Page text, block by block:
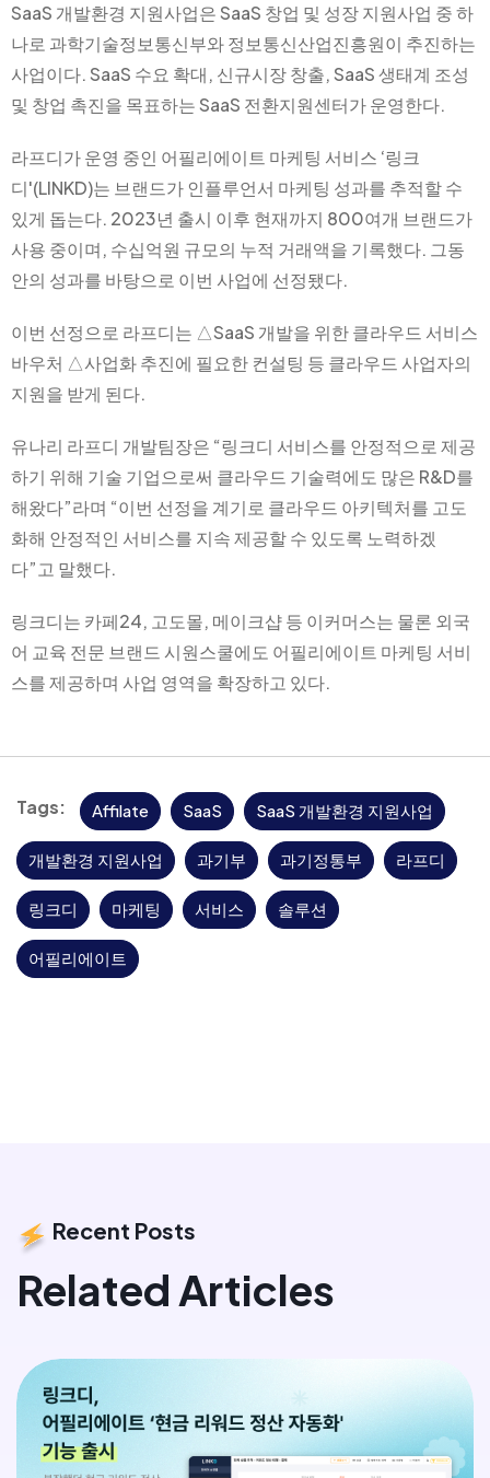
SaaS 개발환경 지원사업은 SaaS 창업 및 성장 지원사업 중 하
나로 과학기술정보통신부와 정보통신산업진흥원이 추진하는
사업이다. SaaS 수요 확대, 신규시장 창출, SaaS 생태계 조성
및 창업 촉진을 목표하는 SaaS 전환지원센터가 운영한다.
라프디가 운영 중인 어필리에이트 마케팅 서비스 ‘링크
디'(LINKD)는 브랜드가 인플루언서 마케팅 성과를 추적할 수
있게 돕는다. 2023년 출시 이후 현재까지 800여개 브랜드가
사용 중이며, 수십억원 규모의 누적 거래액을 기록했다. 그동
안의 성과를 바탕으로 이번 사업에 선정됐다.
이번 선정으로 라프디는 △SaaS 개발을 위한 클라우드 서비스
바우처 △사업화 추진에 필요한 컨설팅 등 클라우드 사업자의
지원을 받게 된다.
유나리 라프디 개발팀장은 “링크디 서비스를 안정적으로 제공
하기 위해 기술 기업으로써 클라우드 기술력에도 많은 R&D를
해왔다”라며 “이번 선정을 계기로 클라우드 아키텍처를 고도
화해 안정적인 서비스를 지속 제공할 수 있도록 노력하겠
다”고 말했다.
링크디는 카페24, 고도몰, 메이크샵 등 이커머스는 물론 외국
어 교육 전문 브랜드 시원스쿨에도 어필리에이트 마케팅 서비
스를 제공하며 사업 영역을 확장하고 있다.
Tags: Affilate SaaS SaaS 개발환경 지원사업
개발환경 지원사업 과기부 과기정통부 라프디
링크디 마케팅 서비스 솔루션
어필리에이트
Recent Posts
Related Articles